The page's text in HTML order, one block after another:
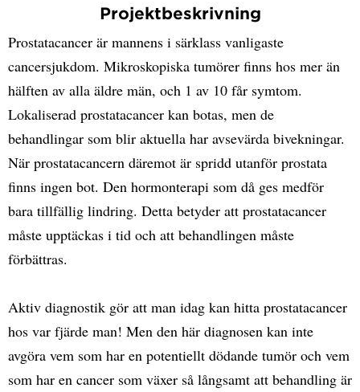
Projektbeskrivning
Prostatacancer är mannens i särklass vanligaste
cancersjukdom. Mikroskopiska tumörer finns hos mer än
hälften av alla äldre män, och 1 av 10 får symtom.
Lokaliserad prostatacancer kan botas, men de
behandlingar som blir aktuella har avsevärda bivekningar.
När prostatacancern däremot är spridd utanför prostata
finns ingen bot. Den hormonterapi som då ges medför
bara tillfällig lindring. Detta betyder att prostatacancer
måste upptäckas i tid och att behandlingen måste
förbättras.
Aktiv diagnostik gör att man idag kan hitta prostatacancer
hos var fjärde man! Men den här diagnosen kan inte
avgöra vem som har en potentiellt dödande tumör och vem
som har en cancer som växer så långsamt att behandling är